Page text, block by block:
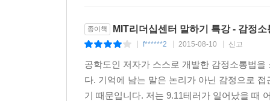
종이책 MIT리더십센터 말하기 특강 - 감정소
f******2 2015-08-10 신고
공학도인 저자가 스스로 개발한 감정소통법
다. 기억에 남는 말은 논리가 아닌 감정으로
기 때문입니다. 저는 9.11테러가 일어났을 때